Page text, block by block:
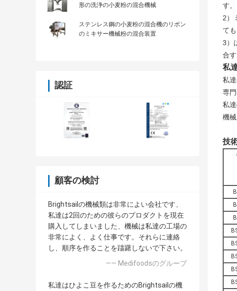
形の洗浄の小麦粉の混合機械
ステンレス鋼の小麦粉の混合機のリボン
のミキサー機械粉の混合装置
認証
顧客の検討
Brightsailの機械類は非常によい会社です、
私達は2回のための彼らのプロダクトを現在
購入してしまいました、機械は私達の工場の
非常によく、よく仕事です。それらに連絡
し、順序を作ることを躊躇しないで下さい。
—— Medifoodsのグループ
私達はひよこ豆を作るためのBrightsailの機
す。
2）
て
3）
合
私
私
専
私
機
技